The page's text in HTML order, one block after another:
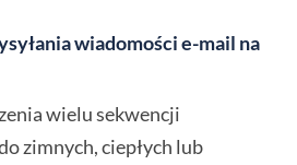
wiadomości e-mail na
wielu sekwencji
zimnych, ciepłych lub